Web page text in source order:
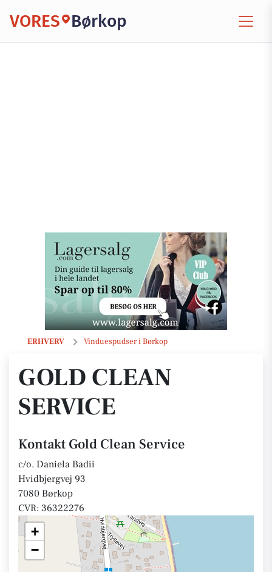
VORES Børkop
ERHVERV Vinduespudser i Børkop
Gold Clean Service
GOLD CLEAN
SERVICE
Kontakt Gold Clean Service
c/o. Daniela Badii
Hvidbjergvej 93
7080 Børkop
CVR: 36322276
+
−